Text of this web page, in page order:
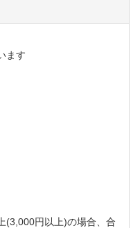
ます
(3,000円以上)の場合、合